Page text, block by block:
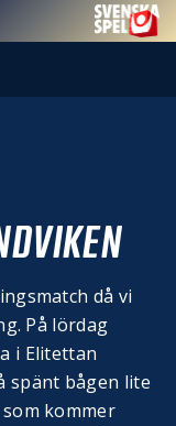
PARTNER
då vi
På lördag
i Elitettan
spänt bågen lite
kommer